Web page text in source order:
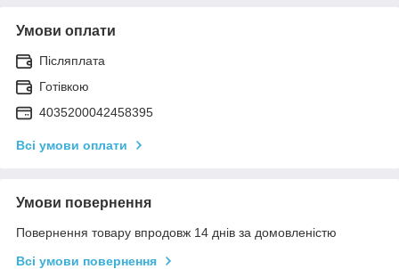
Умови оплати
Післяплата
Готівкою
4035200042458395
Всі умови оплати
Умови повернення
Повернення товару впродовж 14 днів за домовленістю
Всі умови повернення